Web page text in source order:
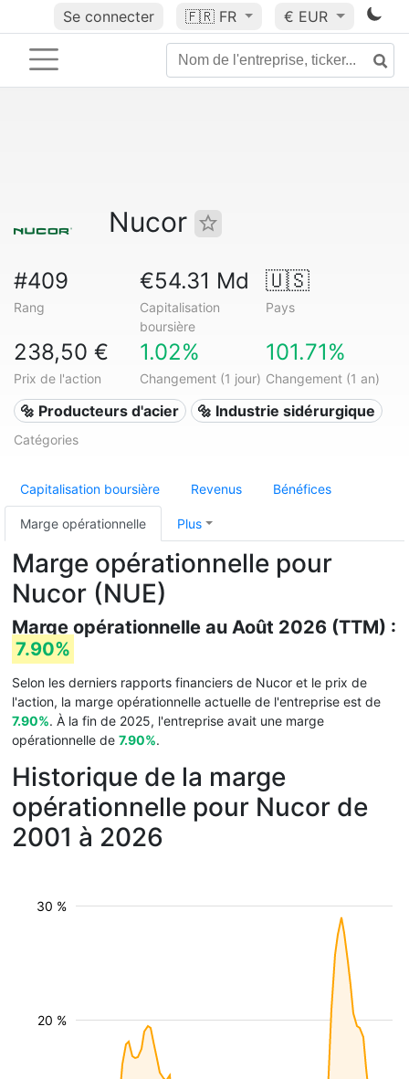
Se connecter 🇫🇷 FR € EUR
Nucor
#409
Rang
€54.31 Md
Capitalisation
boursière
🇺🇸
Pays
238,50 €
Prix de l'action
1.02%
Changement (1 jour)
101.71%
Changement (1 an)
🔩 Producteurs d'acier 🔩 Industrie sidérurgique
Catégories
Capitalisation boursière Revenus Bénéfices
Marge opérationnelle Plus
Marge opérationnelle pour
Nucor (NUE)
Marge opérationnelle au Août 2026 (TTM) :
7.90%
Selon les derniers rapports financiers de Nucor et le prix de
l'action, la marge opérationnelle actuelle de l'entreprise est de
7.90%. À la fin de 2025, l'entreprise avait une marge
opérationnelle de 7.90%.
Historique de la marge
opérationnelle pour Nucor de
2001 à 2026
20 %
30 %